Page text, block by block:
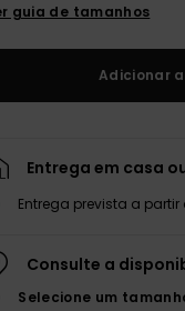
guia de tamanhos
Adicionar
Entrega em casa
Entrega prevista a partir
Consulte a
Selecione um